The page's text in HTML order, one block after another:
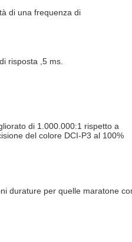
di una frequenza di
risposta ,5 ms.
di 1.000.000:1 rispetto a
del colore DCI-P3 al 100%
durature per quelle maratone